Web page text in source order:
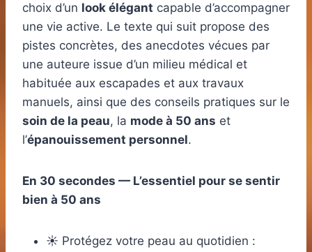
choix d’un look élégant capable d’accompagner
une vie active. Le texte qui suit propose des
pistes concrètes, des anecdotes vécues par
une auteure issue d’un milieu médical et
habituée aux escapades et aux travaux
manuels, ainsi que des conseils pratiques sur le
soin de la peau, la mode à 50 ans et
l’épanouissement personnel.
En 30 secondes — L’essentiel pour se sentir
bien à 50 ans
☀️ Protégez votre peau au quotidien :